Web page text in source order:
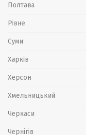
Полтава
Рівне
Суми
Харків
Херсон
Хмельницький
Черкаси
Чернігів